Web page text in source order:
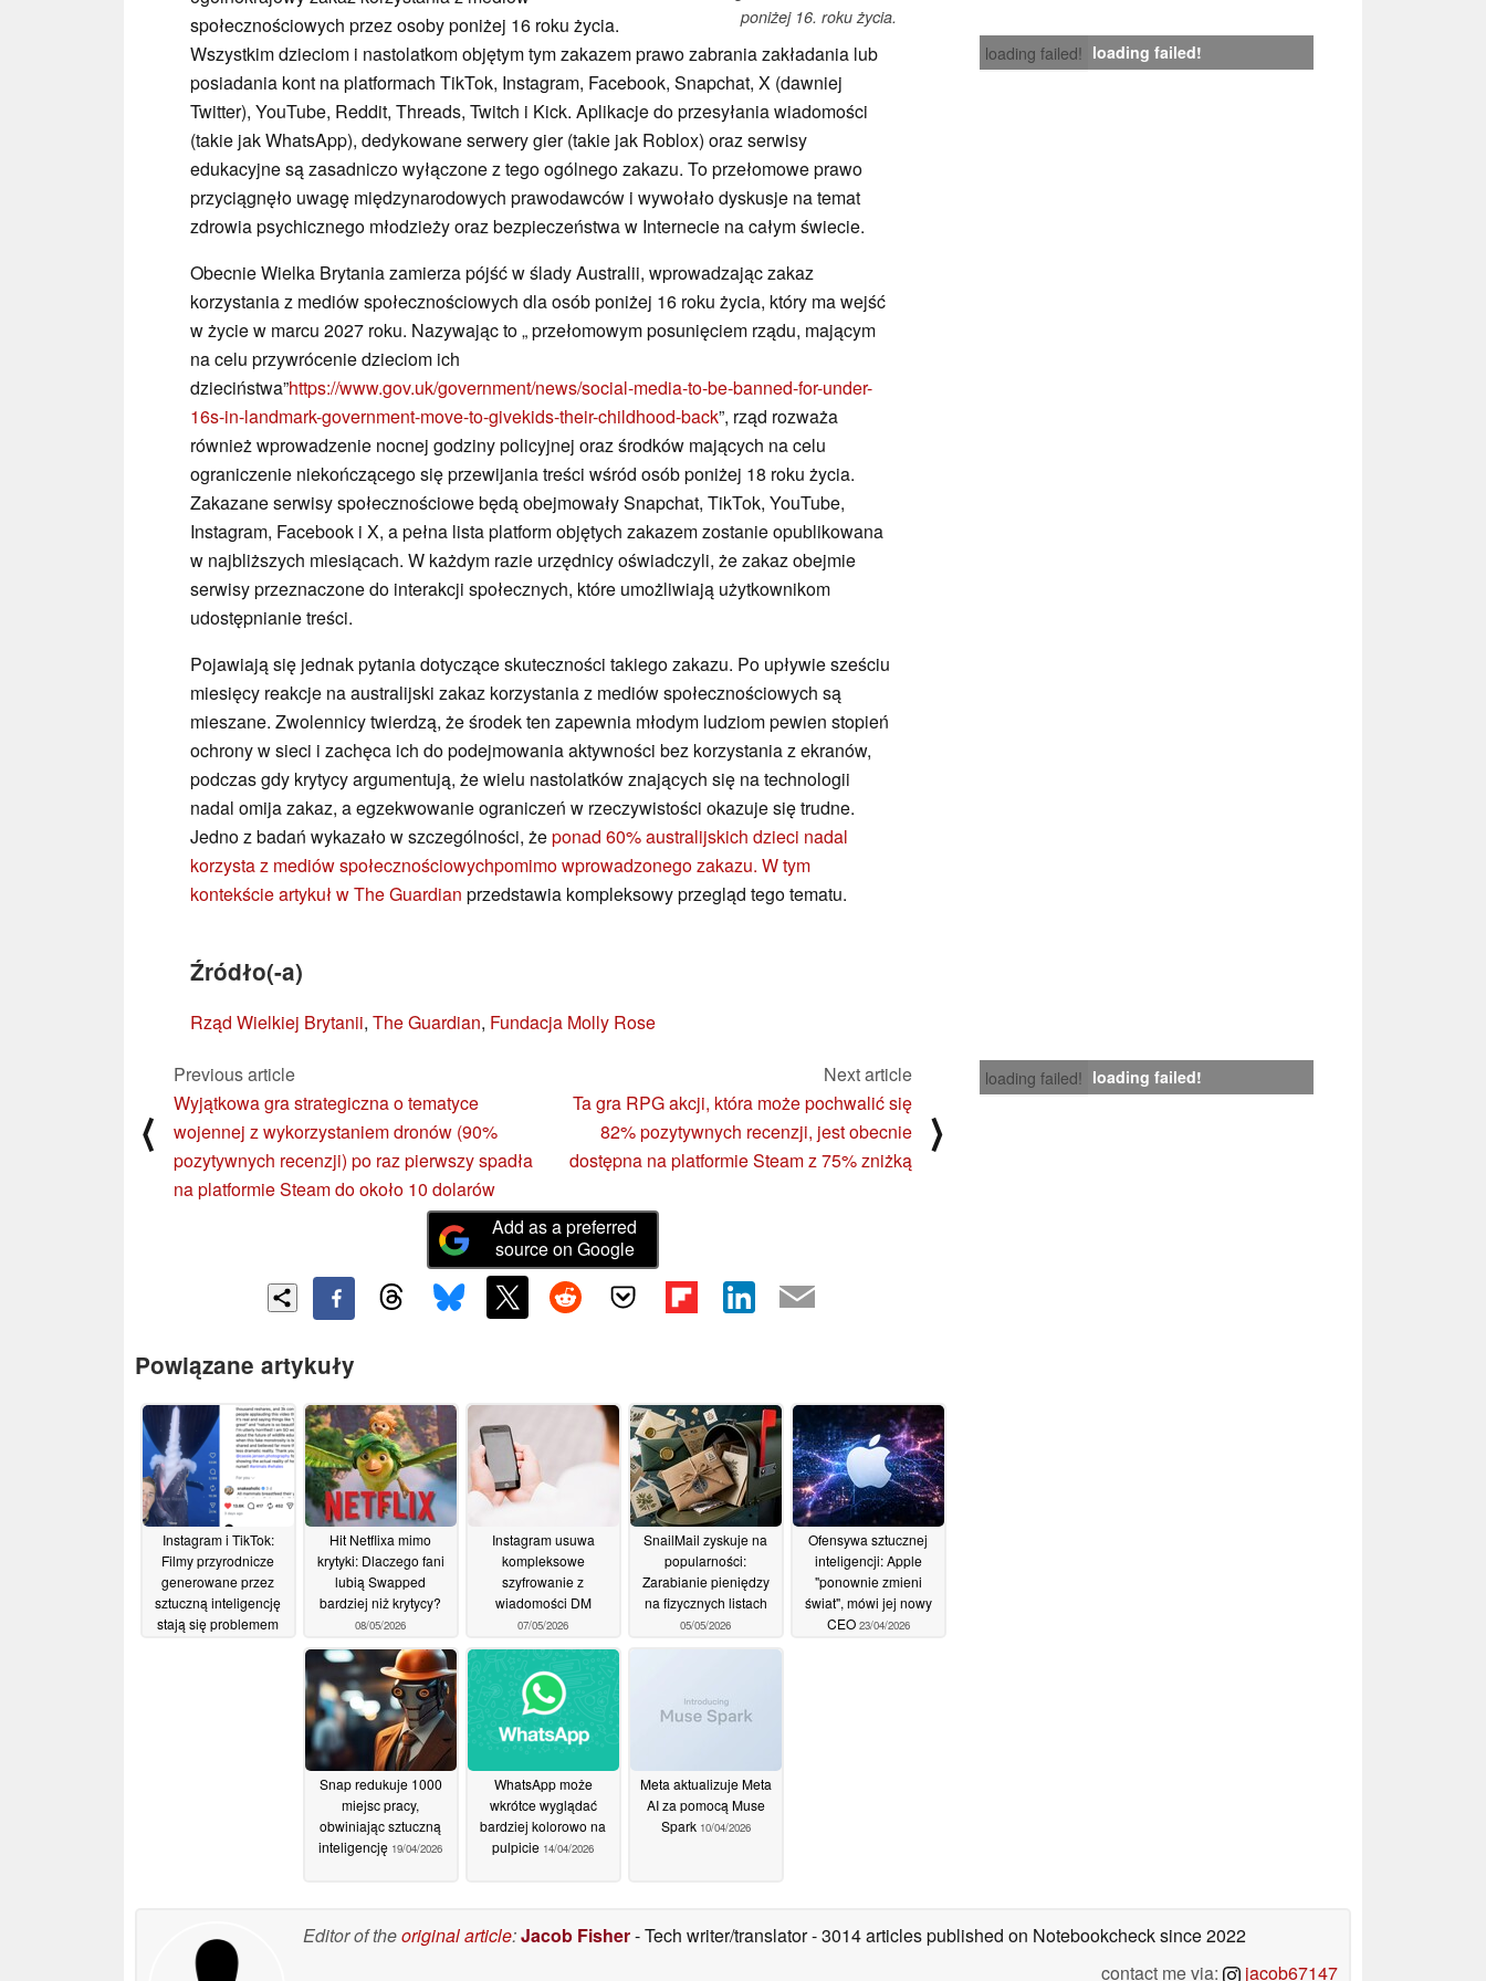
poniżej 16. roku życia.
loading failed! loading failed!
społecznościowych przez osoby poniżej 16 roku życia.
Wszystkim dzieciom i nastolatkom objętym tym zakazem prawo zabrania zakładania lub
posiadania kont na platformach TikTok, Instagram, Facebook, Snapchat, X (dawniej
Twitter), YouTube, Reddit, Threads, Twitch i Kick. Aplikacje do przesyłania wiadomości
(takie jak WhatsApp), dedykowane serwery gier (takie jak Roblox) oraz serwisy
edukacyjne są zasadniczo wyłączone z tego ogólnego zakazu. To przełomowe prawo
przyciągnęło uwagę międzynarodowych prawodawców i wywołało dyskusje na temat
zdrowia psychicznego młodzieży oraz bezpieczeństwa w Internecie na całym świecie.
Obecnie Wielka Brytania zamierza pójść w ślady Australii, wprowadzając zakaz
korzystania z mediów społecznościowych dla osób poniżej 16 roku życia, który ma wejść
w życie w marcu 2027 roku. Nazywając to „ przełomowym posunięciem rządu, mającym
na celu przywrócenie dzieciom ich
dzieciństwa”https://www.gov.uk/government/news/social-media-to-be-banned-for-under-
16s-in-landmark-government-move-to-givekids-their-childhood-back”, rząd rozważa
również wprowadzenie nocnej godziny policyjnej oraz środków mających na celu
ograniczenie niekończącego się przewijania treści wśród osób poniżej 18 roku życia.
Zakazane serwisy społecznościowe będą obejmowały Snapchat, TikTok, YouTube,
Instagram, Facebook i X, a pełna lista platform objętych zakazem zostanie opublikowana
w najbliższych miesiącach. W każdym razie urzędnicy oświadczyli, że zakaz obejmie
serwisy przeznaczone do interakcji społecznych, które umożliwiają użytkownikom
udostępnianie treści.
Pojawiają się jednak pytania dotyczące skuteczności takiego zakazu. Po upływie sześciu
miesięcy reakcje na australijski zakaz korzystania z mediów społecznościowych są
mieszane. Zwolennicy twierdzą, że środek ten zapewnia młodym ludziom pewien stopień
ochrony w sieci i zachęca ich do podejmowania aktywności bez korzystania z ekranów,
podczas gdy krytycy argumentują, że wielu nastolatków znających się na technologii
nadal omija zakaz, a egzekwowanie ograniczeń w rzeczywistości okazuje się trudne.
Jedno z badań wykazało w szczególności, żeponad 60% australijskich dzieci nadal
korzysta z mediów społecznościowychpomimo wprowadzonego zakazu. W tym
kontekście artykuł w The Guardian przedstawia kompleksowy przegląd tego tematu.
Źródło(-a)
Rząd Wielkiej Brytanii, The Guardian, Fundacja Molly Rose
loading failed! loading failed!
⟨
Previous article
Wyjątkowa gra strategiczna o tematyce
wojennej z wykorzystaniem dronów (90%
pozytywnych recenzji) po raz pierwszy spadła
na platformie Steam do około 10 dolarów
Next article
Ta gra RPG akcji, która może pochwalić się
82% pozytywnych recenzji, jest obecnie
dostępna na platformie Steam z 75% zniżką
⟩
Add as a preferred
source on Google
Powiązane artykuły
Instagram i TikTok:
Filmy przyrodnicze
generowane przez
sztuczną inteligencję
stają się problemem
Hit Netflixa mimo
krytyki: Dlaczego fani
lubią Swapped
bardziej niż krytycy?
08/05/2026
Instagram usuwa
kompleksowe
szyfrowanie z
wiadomości DM
07/05/2026
SnailMail zyskuje na
popularności:
Zarabianie pieniędzy
na fizycznych listach
05/05/2026
Ofensywa sztucznej
inteligencji: Apple
"ponownie zmieni
świat", mówi jej nowy
CEO 23/04/2026
Snap redukuje 1000
miejsc pracy,
obwiniając sztuczną
inteligencję 19/04/2026
WhatsApp może
wkrótce wyglądać
bardziej kolorowo na
pulpicie 14/04/2026
Meta aktualizuje Meta
AI za pomocą Muse
Spark 10/04/2026
Editor of theoriginal article:Jacob Fisher- Tech writer/translator- 3014 articles published on Notebookchecksince 2022
contact me via:
jacob67147